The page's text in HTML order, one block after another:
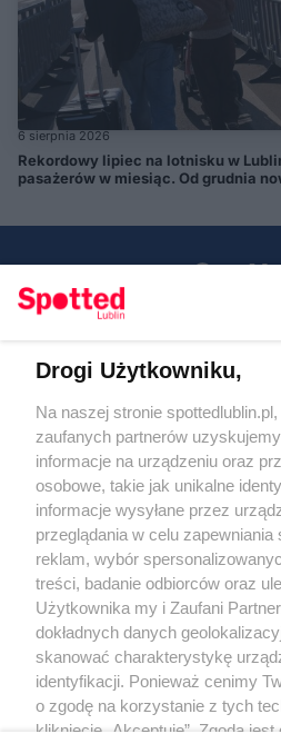
6 sierpnia 2026
Rekordowy lipiec na lotnisku w
pasażerów w miesiąc. Od grudnia
KATEGORIE
OGŁOSZENIA
WYDARZENIA
NA SKRÓTY
Regulamin
Polityka prywatności
RODO
Warunki korzystania z
Drogi Użytkowniku,
Na naszej stronie
zaufanych partnerów
informacje na urządzeniu oraz
osobowe, takie jak unikalne
informacje wysyłane przez
przeglądania w celu
reklam, wybór
treści, badanie odbiorców oraz
Użytkownika my i Zaufani
dokładnych danych
skanować charakterystykę
identyfikacji. Ponieważ cenimy
o zgodę na korzystanie z tych
kliknięcie „Akceptuję”. Zgoda